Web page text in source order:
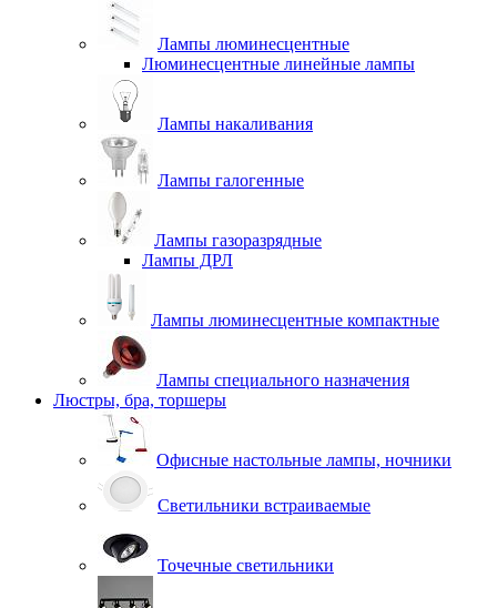
Лампы люминесцентные
Люминесцентные линейные лампы
Лампы накаливания
Лампы галогенные
Лампы газоразрядные
Лампы ДРЛ
Лампы люминесцентные компактные
Лампы специального назначения
Люстры, бра, торшеры
Офисные настольные лампы, ночники
Светильники встраиваемые
Точечные светильники